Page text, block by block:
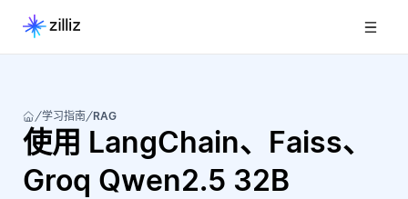
学习指南 RAG
使用 LangChain、Faiss、
Groq Qwen2.5 32B